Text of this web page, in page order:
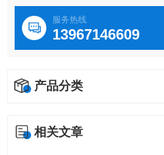
服务热线
13967146609
产品分类
相关文章